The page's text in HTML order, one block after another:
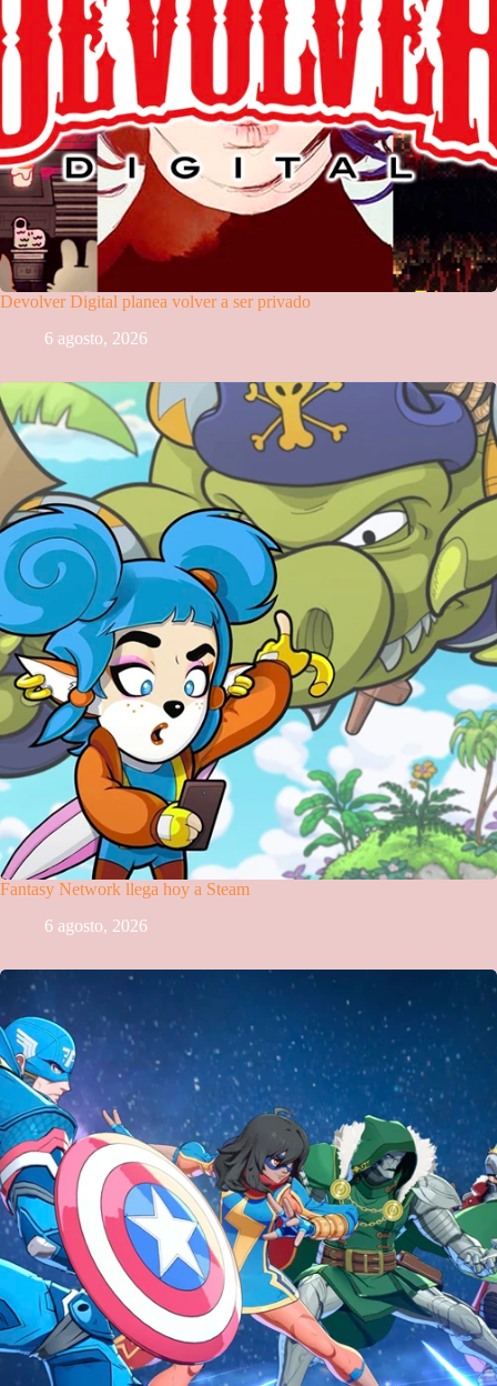
Devolver Digital planea volver a ser privado
6 agosto, 2026
Fantasy Network llega hoy a Steam
6 agosto, 2026